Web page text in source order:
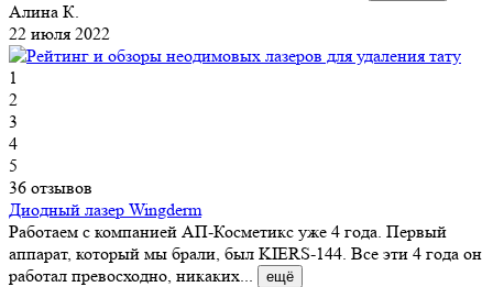
Алина К.
22 июля 2022
1
2
3
4
5
36 отзывов
Диодный лазер Wingderm
Работаем с компанией АП-Косметикс уже 4 года. Первый
аппарат, который мы брали, был KIERS-144. Все эти 4 года он
работал превосходно, никаких...
ещё